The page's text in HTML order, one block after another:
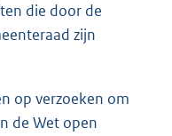
die door de
zijn
op verzoeken om
de Wet open